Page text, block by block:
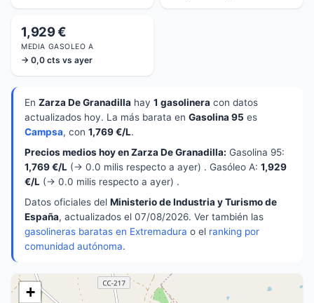
1,929 €
MEDIA GASOLEO A
→ 0,0 cts vs ayer
En Zarza De Granadilla hay 1 gasolinera con datos
actualizados hoy. La más barata en Gasolina 95 es
Campsa, con 1,769 €/L.
Precios medios hoy en Zarza De Granadilla: Gasolina 95:
1,769 €/L (→ 0.0 milis respecto a ayer) . Gasóleo A: 1,929
€/L (→ 0.0 milis respecto a ayer) .
Datos oficiales del Ministerio de Industria y Turismo de
España, actualizados el 07/08/2026. Ver también las
gasolineras baratas en Extremadura o el ranking por
comunidad autónoma.
+